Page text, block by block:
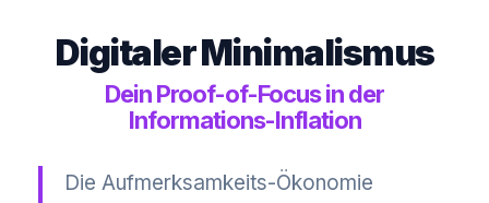
Digitaler Minimalismus
Dein Proof-of-Focus in der
Informations-Inflation
Die Aufmerksamkeits-Ökonomie